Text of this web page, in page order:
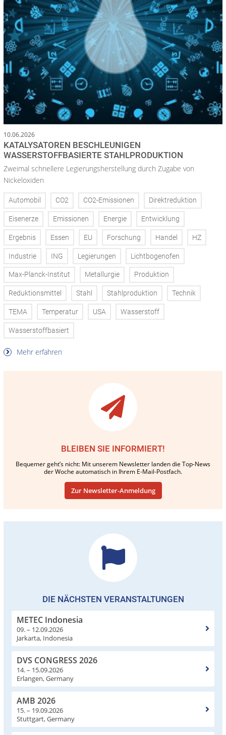
10.06.2026
KATALYSATOREN BESCHLEUNIGEN
WASSERSTOFFBASIERTE STAHLPRODUKTION
Zweimal schnellere Legierungsherstellung durch Zugabe von
Nickeloxiden
Automobil CO2 CO2-Emissionen Direktreduktion
Eisenerze Emissionen Energie Entwicklung
Ergebnis Essen EU Forschung Handel HZ
Industrie ING Legierungen Lichtbogenofen
Max-Planck-Institut Metallurgie Produktion
Reduktionsmittel Stahl Stahlproduktion Technik
TEMA Temperatur USA Wasserstoff
Wasserstoffbasiert
Mehr erfahren
BLEIBEN SIE INFORMIERT!
Bequemer geht’s nicht: Mit unserem Newsletter landen die Top-News
der Woche automatisch in Ihrem E-Mail-Postfach.
Zur Newsletter-Anmeldung
DIE NÄCHSTEN VERANSTALTUNGEN
METEC Indonesia
09. – 12.09.2026
Jarkarta, Indonesia
DVS CONGRESS 2026
14. – 15.09.2026
Erlangen, Germany
AMB 2026
15. – 19.09.2026
Stuttgart, Germany